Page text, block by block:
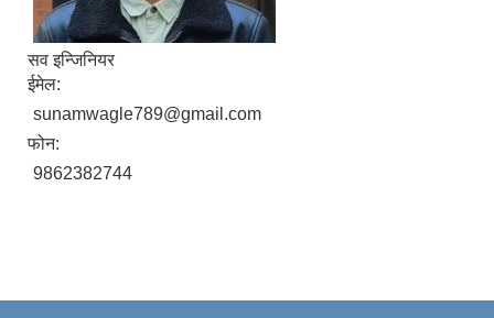
सव इन्जिनियर
ईमेल:
sunamwagle789@gmail.com
फोन:
9862382744